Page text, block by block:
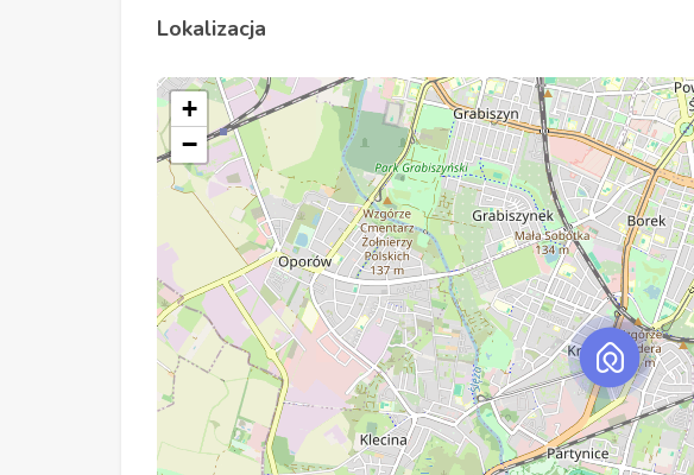
Lokalizacja
+
−